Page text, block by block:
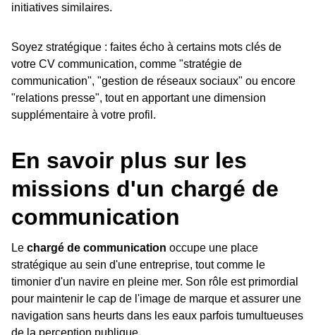
initiatives similaires.
Soyez stratégique : faites écho à certains mots clés de
votre CV communication, comme "stratégie de
communication", "gestion de réseaux sociaux" ou encore
"relations presse", tout en apportant une dimension
supplémentaire à votre profil.
En savoir plus sur les
missions d'un chargé de
communication
Le chargé de communication occupe une place
stratégique au sein d'une entreprise, tout comme le
timonier d'un navire en pleine mer. Son rôle est primordial
pour maintenir le cap de l'image de marque et assurer une
navigation sans heurts dans les eaux parfois tumultueuses